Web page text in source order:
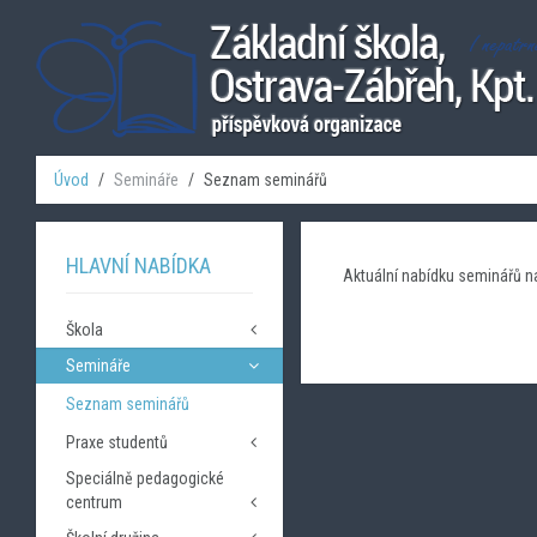
Úvod Semináře Seznam seminářů
Aktuální nabídku seminářů
HLAVNÍ NABÍDKA
Škola
Úvod - Základní informace
Kontakty
Dokumenty
Povinné informace
Výroční zprávy
Semináře
Seznam seminářů
Praxe studentů
Kontakty
Speciálně pedagogické
centrum